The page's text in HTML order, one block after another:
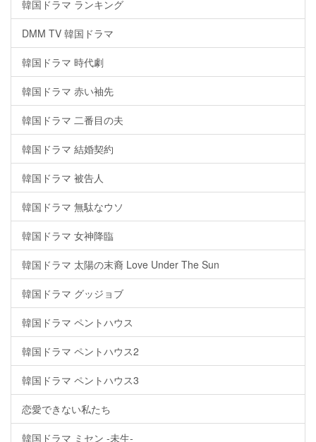
韓国ドラマ ランキング
DMM TV 韓国ドラマ
韓国ドラマ 時代劇
韓国ドラマ 赤い袖先
韓国ドラマ 二番目の夫
韓国ドラマ 結婚契約
韓国ドラマ 被告人
韓国ドラマ 無駄なウソ
韓国ドラマ 女神降臨
韓国ドラマ 太陽の末裔 Love Under The Sun
韓国ドラマ グッジョブ
韓国ドラマ ペントハウス
韓国ドラマ ペントハウス2
韓国ドラマ ペントハウス3
恋愛できない私たち
韓国ドラマ ミセン -未生-